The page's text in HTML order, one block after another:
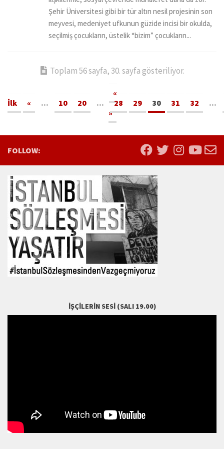
Şehir Üniversitesi gibi bir tür altın nesil projesinin son
meyvesi, medeniyet ufkunun güzide incisi bir okulda,
seçilmiş çocukların, üstelik “bizim” çocukların...
Toplam 56 sayfa, 30. sayfa gösteriliyor.
«
İlk
« ... 10 20 ... 28 29 30 31 32
...
»
FOLLOW:
İŞÇILERIN SESI (SALI 19.00)